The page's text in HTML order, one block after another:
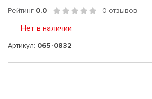
Рейтинг 0.0 0 отзывов
Нет в наличии
Артикул: 065-0832